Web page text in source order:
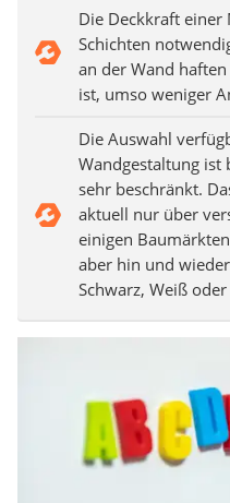
Die Deckkraft
Schichten
an der Wand
ist, umso weniger
Die Auswahl
Wandgestaltung ist
sehr beschränkt.
aktuell nur über
einigen
aber hin und
Schwarz, Weiß